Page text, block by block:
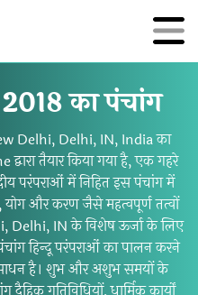
का पंचांग
Delhi, Delhi, IN, India का
तैयार किया गया है, एक गहरे
परंपराओं में निहित इस पंचांग में
योग और करण जैसे महत्वपूर्ण तत्वों
Delhi, IN के विशेष ऊर्जा के लिए
हिन्दू परंपराओं का पालन करने
है। शुभ और अशुभ समयों के
गतिविधियों, धार्मिक कार्यों